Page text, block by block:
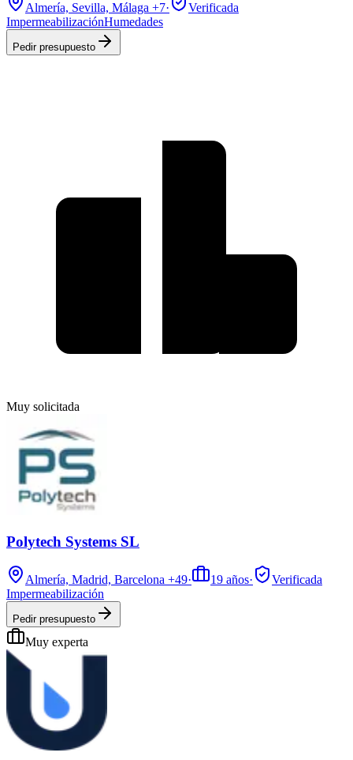
Almería, Sevilla, Málaga +7·
Verificada
ImpermeabilizaciónHumedades
Pedir presupuesto
Muy solicitada
Polytech Systems SL
Almería, Madrid, Barcelona +49· 19 años·
Verificada
Impermeabilización
Pedir presupuesto
Muy experta